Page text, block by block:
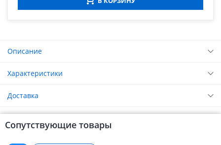
Описание
Характеристики
Доставка
Сопутствующие товары